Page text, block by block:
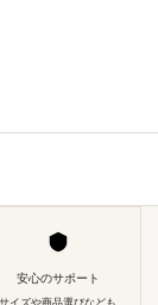
安心のサポート